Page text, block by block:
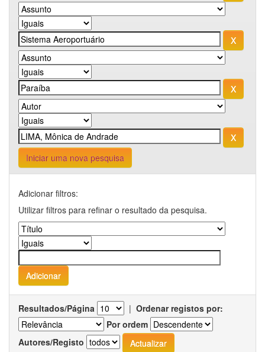
Iniciar uma nova pesquisa
Adicionar filtros:
Utilizar filtros para refinar o resultado da pesquisa.
Resultados/Página | Ordenar registos por:
Por ordem
Autores/Registo